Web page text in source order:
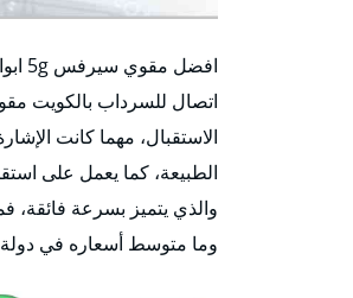
اتصال للسرداب بالكويت
الاستقبال، مهما كانت
الطبيعة، كما يعمل على
والذي يتميز بسرعة فائقة،
وما متوسط أسعاره في